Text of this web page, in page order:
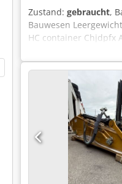
Zustand: gebraucht,
Bauwesen
HC container Chjdpfx
erhalten. Über 85
Lösungen für Ihren
Uhr an sieben